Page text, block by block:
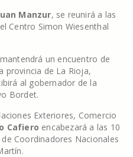
Manzur, se reunirá a las
Centro Simon Wiesenthal
un encuentro de
provincia de La Rioja,
al gobernador de la
Bordet.
Exteriores, Comercio
Cafiero encabezará a las 10
Coordinadores Nacionales